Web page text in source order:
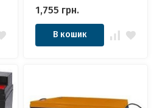
1,755 грн.
В кошик